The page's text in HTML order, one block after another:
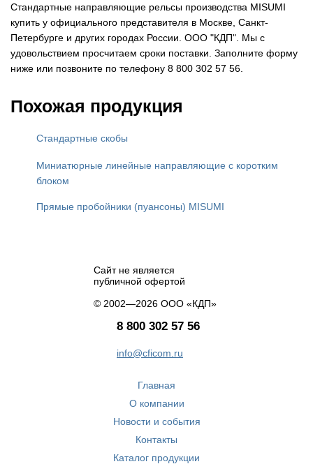
Стандартные направляющие рельсы производства MISUMI
купить у официального представителя в Москве, Санкт-
Петербурге и других городах России. ООО "КДП". Мы с
удовольствием просчитаем сроки поставки. Заполните форму
ниже или позвоните по телефону 8 800 302 57 56.
Похожая продукция
Стандартные скобы
Миниатюрные линейные направляющие с коротким
блоком
Прямые пробойники (пуансоны) MISUMI
Сайт не является
публичной офертой
© 2002—2026 ООО «КДП»
8 800 302 57 56
info@cficom.ru
Главная
О компании
Новости и события
Контакты
Каталог продукции